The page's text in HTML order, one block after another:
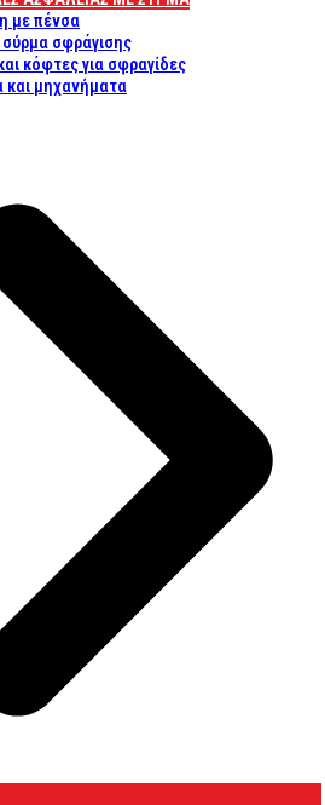
με πένσα
σφράγισης
κόφτες για σφραγίδες
και μηχανήματα